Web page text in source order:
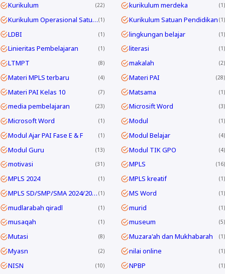
Kurikulum 22 kurikulum merdeka 1
Kurikulum Operasional Satuan Pendidikan 1 Kurikulum Satuan Pendidikan 1
LDBI 1 lingkungan belajar 1
Linieritas Pembelajaran 1 literasi 1
LTMPT 8 makalah 2
Materi MPLS terbaru 4 Materi PAI 28
Materi PAI Kelas 10 7 Matsama 1
media pembelajaran 23 Microsift Word 3
Microsoft Word 1 Modul 1
Modul Ajar PAI Fase E & F 1 Modul Belajar 4
Modul Guru 13 Modul TIK GPO 4
motivasi 31 MPLS 16
MPLS 2024 1 MPLS kreatif 1
MPLS SD/SMP/SMA 2024/2025 1 MS Word 1
mudlarabah qiradl 1 murid 1
musaqah 1 museum 5
Mutasi 8 Muzara'ah dan Mukhabarah 1
Myasn 2 nilai online 1
NISN 10 NPBP 1